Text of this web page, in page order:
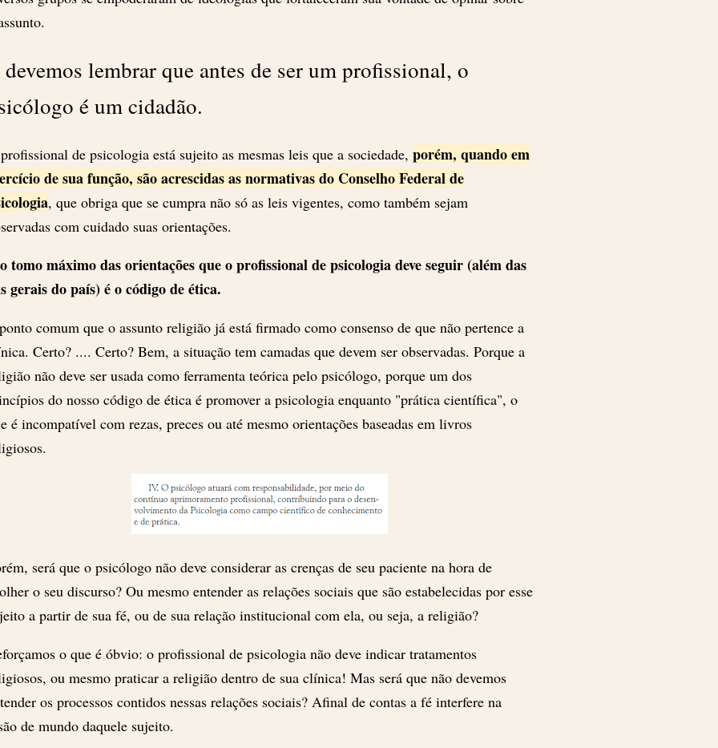
lembrar que antes de ser um profissional, o
é um cidadão.
de psicologia está sujeito as mesmas leis que a sociedade, porém, quando em
de sua função, são acrescidas as normativas do Conselho Federal de
, que obriga que se cumpra não só as leis vigentes, como também sejam
com cuidado suas orientações.
tomo máximo das orientações que o profissional de psicologia deve seguir (além das
gerais do país) é o código de ética.
comum que o assunto religião já está firmado como consenso de que não pertence a
Certo? .... Certo? Bem, a situação tem camadas que devem ser observadas. Porque a
não deve ser usada como ferramenta teórica pelo psicólogo, porque um dos
do nosso código de ética é promover a psicologia enquanto "prática científica", o
é incompatível com rezas, preces ou até mesmo orientações baseadas em livros
será que o psicólogo não deve considerar as crenças de seu paciente na hora de
o seu discurso? Ou mesmo entender as relações sociais que são estabelecidas por esse
a partir de sua fé, ou de sua relação institucional com ela, ou seja, a religião?
o que é óbvio: o profissional de psicologia não deve indicar tratamentos
ou mesmo praticar a religião dentro de sua clínica! Mas será que não devemos
os processos contidos nessas relações sociais? Afinal de contas a fé interfere na
de mundo daquele sujeito.